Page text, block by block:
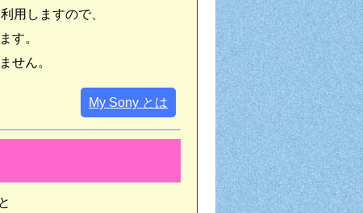
用しますので、
す。
せん。
My Sony とは